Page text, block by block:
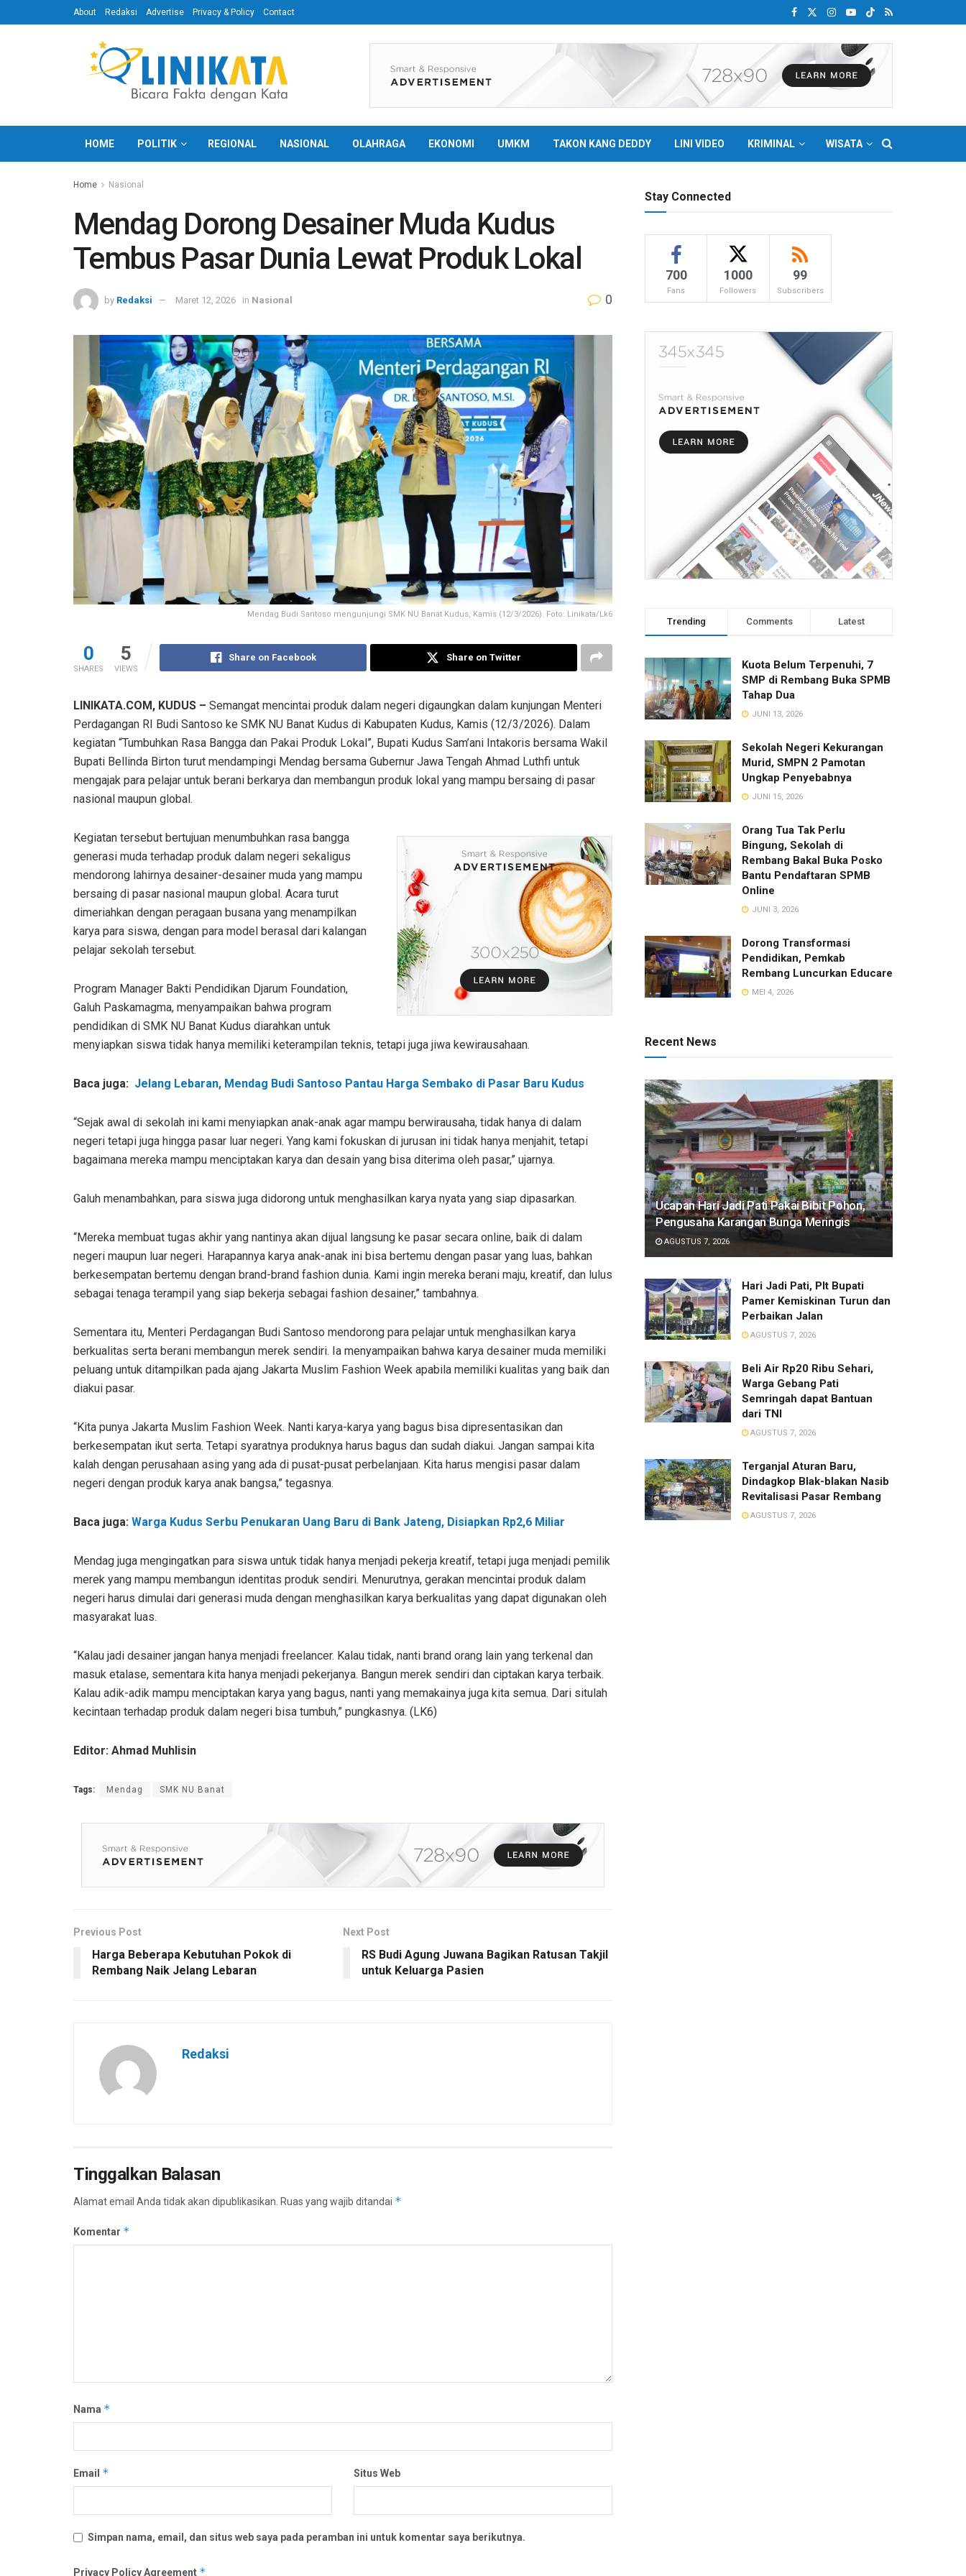
About Redaksi Advertise Privacy & Policy Contact
HOME POLITIK REGIONAL NASIONAL OLAHRAGA EKONOMI UMKM TAKON KANG DEDDY LINI VIDEO KRIMINAL WISATA
Home Nasional
Mendag Dorong Desainer Muda Kudus
Tembus Pasar Dunia Lewat Produk Lokal
by Redaksi Maret 12, 2026 in Nasional 0
Mendag Budi Santoso mengunjungi SMK NU Banat Kudus, Kamis (12/3/2026). Foto: Linikata/Lk6
0
SHARES
5
VIEWS
Share on Facebook Share on Twitter
LINIKATA.COM, KUDUS – Semangat mencintai produk dalam negeri digaungkan dalam kunjungan Menteri
Perdagangan RI Budi Santoso ke SMK NU Banat Kudus di Kabupaten Kudus, Kamis (12/3/2026). Dalam
kegiatan “Tumbuhkan Rasa Bangga dan Pakai Produk Lokal”, Bupati Kudus Sam’ani Intakoris bersama Wakil
Bupati Bellinda Birton turut mendampingi Mendag bersama Gubernur Jawa Tengah Ahmad Luthfi untuk
mengajak para pelajar untuk berani berkarya dan membangun produk lokal yang mampu bersaing di pasar
nasional maupun global.
Kegiatan tersebut bertujuan menumbuhkan rasa bangga
generasi muda terhadap produk dalam negeri sekaligus
mendorong lahirnya desainer-desainer muda yang mampu
bersaing di pasar nasional maupun global. Acara turut
dimeriahkan dengan peragaan busana yang menampilkan
karya para siswa, dengan para model berasal dari kalangan
pelajar sekolah tersebut.
Program Manager Bakti Pendidikan Djarum Foundation,
Galuh Paskamagma, menyampaikan bahwa program
pendidikan di SMK NU Banat Kudus diarahkan untuk
menyiapkan siswa tidak hanya memiliki keterampilan teknis, tetapi juga jiwa kewirausahaan.
Baca juga: Jelang Lebaran, Mendag Budi Santoso Pantau Harga Sembako di Pasar Baru Kudus
“Sejak awal di sekolah ini kami menyiapkan anak-anak agar mampu berwirausaha, tidak hanya di dalam
negeri tetapi juga hingga pasar luar negeri. Yang kami fokuskan di jurusan ini tidak hanya menjahit, tetapi
bagaimana mereka mampu menciptakan karya dan desain yang bisa diterima oleh pasar,” ujarnya.
Galuh menambahkan, para siswa juga didorong untuk menghasilkan karya nyata yang siap dipasarkan.
“Mereka membuat tugas akhir yang nantinya akan dijual langsung ke pasar secara online, baik di dalam
negeri maupun luar negeri. Harapannya karya anak-anak ini bisa bertemu dengan pasar yang luas, bahkan
berkesempatan bertemu dengan brand-brand fashion dunia. Kami ingin mereka berani maju, kreatif, dan lulus
sebagai tenaga terampil yang siap bekerja sebagai fashion desainer,” tambahnya.
Sementara itu, Menteri Perdagangan Budi Santoso mendorong para pelajar untuk menghasilkan karya
berkualitas serta berani membangun merek sendiri. Ia menyampaikan bahwa karya desainer muda memiliki
peluang untuk ditampilkan pada ajang Jakarta Muslim Fashion Week apabila memiliki kualitas yang baik dan
diakui pasar.
“Kita punya Jakarta Muslim Fashion Week. Nanti karya-karya yang bagus bisa dipresentasikan dan
berkesempatan ikut serta. Tetapi syaratnya produknya harus bagus dan sudah diakui. Jangan sampai kita
kalah dengan perusahaan asing yang ada di pusat-pusat perbelanjaan. Kita harus mengisi pasar dalam
negeri dengan produk karya anak bangsa,” tegasnya.
Baca juga: Warga Kudus Serbu Penukaran Uang Baru di Bank Jateng, Disiapkan Rp2,6 Miliar
Mendag juga mengingatkan para siswa untuk tidak hanya menjadi pekerja kreatif, tetapi juga menjadi pemilik
merek yang mampu membangun identitas produk sendiri. Menurutnya, gerakan mencintai produk dalam
negeri harus dimulai dari generasi muda dengan menghasilkan karya berkualitas yang dapat digunakan oleh
masyarakat luas.
“Kalau jadi desainer jangan hanya menjadi freelancer. Kalau tidak, nanti brand orang lain yang terkenal dan
masuk etalase, sementara kita hanya menjadi pekerjanya. Bangun merek sendiri dan ciptakan karya terbaik.
Kalau adik-adik mampu menciptakan karya yang bagus, nanti yang memakainya juga kita semua. Dari situlah
kecintaan terhadap produk dalam negeri bisa tumbuh,” pungkasnya. (LK6)
Editor: Ahmad Muhlisin
Tags: Mendag SMK NU Banat
Previous Post
Harga Beberapa Kebutuhan Pokok di
Rembang Naik Jelang Lebaran
Next Post
RS Budi Agung Juwana Bagikan Ratusan Takjil
untuk Keluarga Pasien
Redaksi
Tinggalkan Balasan
Alamat email Anda tidak akan dipublikasikan. Ruas yang wajib ditandai *
Komentar *
Nama *
Email * Situs Web
Simpan nama, email, dan situs web saya pada peramban ini untuk komentar saya berikutnya.
Privacy Policy Agreement *
Stay Connected
700
Fans
1000
Followers
99
Subscribers
Trending Comments Latest
Kuota Belum Terpenuhi, 7
SMP di Rembang Buka SPMB
Tahap Dua
JUNI 13, 2026
Sekolah Negeri Kekurangan
Murid, SMPN 2 Pamotan
Ungkap Penyebabnya
JUNI 15, 2026
Orang Tua Tak Perlu
Bingung, Sekolah di
Rembang Bakal Buka Posko
Bantu Pendaftaran SPMB
Online
JUNI 3, 2026
Dorong Transformasi
Pendidikan, Pemkab
Rembang Luncurkan Educare
MEI 4, 2026
Recent News
​Ucapan Hari Jadi Pati Pakai Bibit Pohon,
Pengusaha Karangan Bunga Meringis
AGUSTUS 7, 2026
​Hari Jadi Pati, Plt Bupati
Pamer Kemiskinan Turun dan
Perbaikan Jalan
AGUSTUS 7, 2026
Beli Air Rp20 Ribu Sehari,
Warga Gebang Pati
Semringah dapat Bantuan
dari TNI
AGUSTUS 7, 2026
Terganjal Aturan Baru,
Dindagkop Blak-blakan Nasib
Revitalisasi Pasar Rembang
AGUSTUS 7, 2026